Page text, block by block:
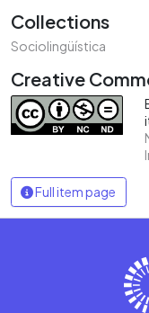
Collections
Sociolingüística
Creative
Full item page